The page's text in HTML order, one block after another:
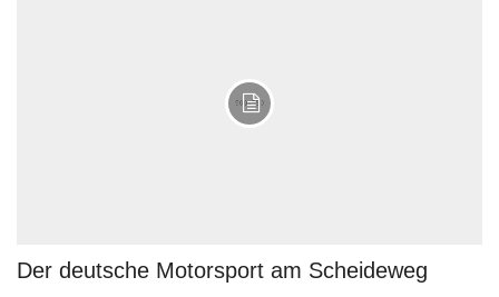
Der deutsche Motorsport am Scheideweg